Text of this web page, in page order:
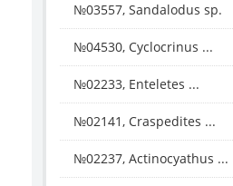
№03557, Sandalodus sp.
№04530, Cyclocrinus ...
№02233, Enteletes ...
№02141, Craspedites ...
№02237, Actinocyathus ...